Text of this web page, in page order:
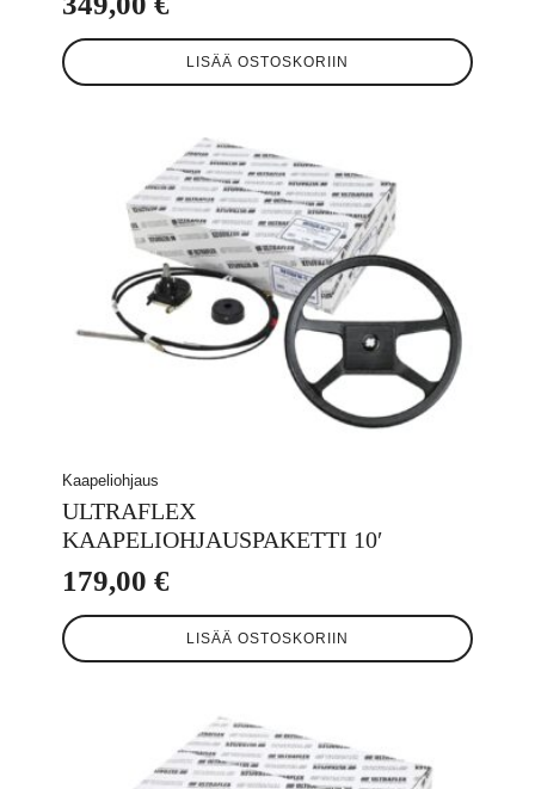
LISÄÄ OSTOSKORIIN
Kaapeliohjaus
ULTRAFLEX
KAAPELIOHJAUSPAKETTI 10′
179,00 €
LISÄÄ OSTOSKORIIN